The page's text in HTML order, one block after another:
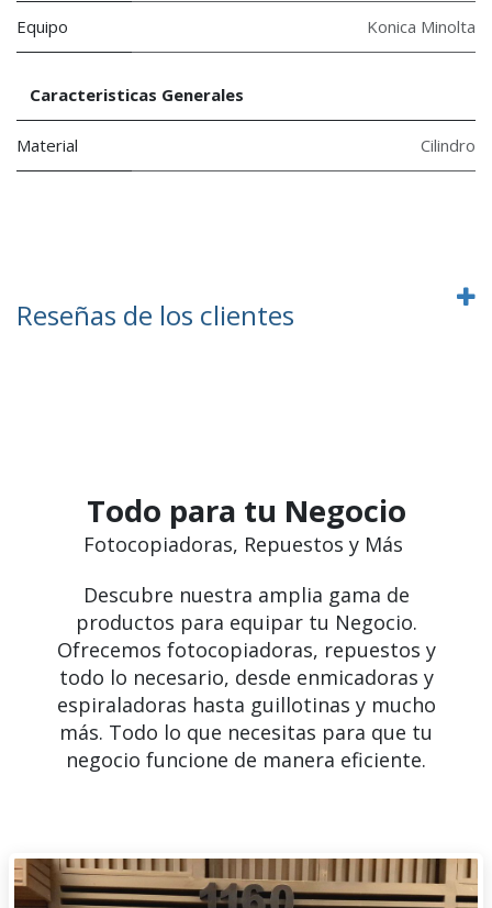
Equipo Konica Minolta
Caracteristicas Generales
Material Cilindro
Reseñas de los clientes
Todo para tu Negocio
Fotocopiadoras, Repuestos y Más
Descubre nuestra amplia gama de
productos para equipar tu Negocio.
Ofrecemos fotocopiadoras, repuestos y
todo lo necesario, desde enmicadoras y
espiraladoras hasta guillotinas y mucho
más. Todo lo que necesitas para que tu
negocio funcione de manera eficiente.